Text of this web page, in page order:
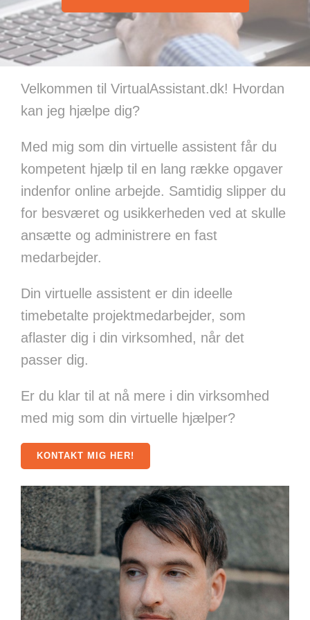
Velkommen til VirtualAssistant.dk! Hvordan
kan jeg hjælpe dig?
Med mig som din virtuelle assistent får du
kompetent hjælp til en lang række opgaver
indenfor online arbejde. Samtidig slipper du
for besværet og usikkerheden ved at skulle
ansætte og administrere en fast
medarbejder.
Din virtuelle assistent er din ideelle
timebetalte projektmedarbejder, som
aflaster dig i din virksomhed, når det
passer dig.
Er du klar til at nå mere i din virksomhed
med mig som din virtuelle hjælper?
KONTAKT MIG HER!